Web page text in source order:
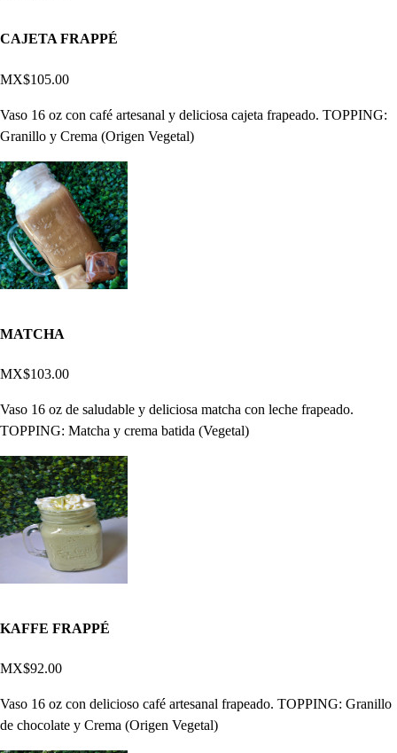
CAJETA FRAPPÉ
MX$105.00
Vaso 16 oz con café artesanal y deliciosa cajeta frapeado. TOPPING:
Granillo y Crema (Origen Vegetal)
MATCHA
MX$103.00
Vaso 16 oz de saludable y deliciosa matcha con leche frapeado.
TOPPING: Matcha y crema batida (Vegetal)
KAFFE FRAPPÉ
MX$92.00
Vaso 16 oz con delicioso café artesanal frapeado. TOPPING: Granillo
de chocolate y Crema (Origen Vegetal)